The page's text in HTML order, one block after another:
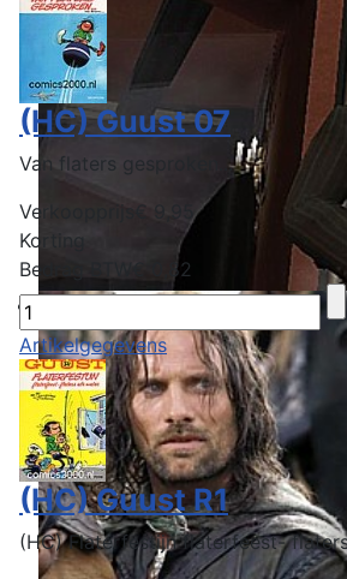
(HC) Guust 07
Van flaters gesproken...
Verkoopprijs € 9,95
Korting
Bedrag BTW
€ 0,82
Artikelgegevens
(HC) Guust R1
(HC) Flaterfestijn flaterfeest-